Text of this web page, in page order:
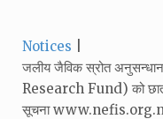
Categories:
Notices
जलीय जैविक स्रोत
Research Fund) को
सूचना